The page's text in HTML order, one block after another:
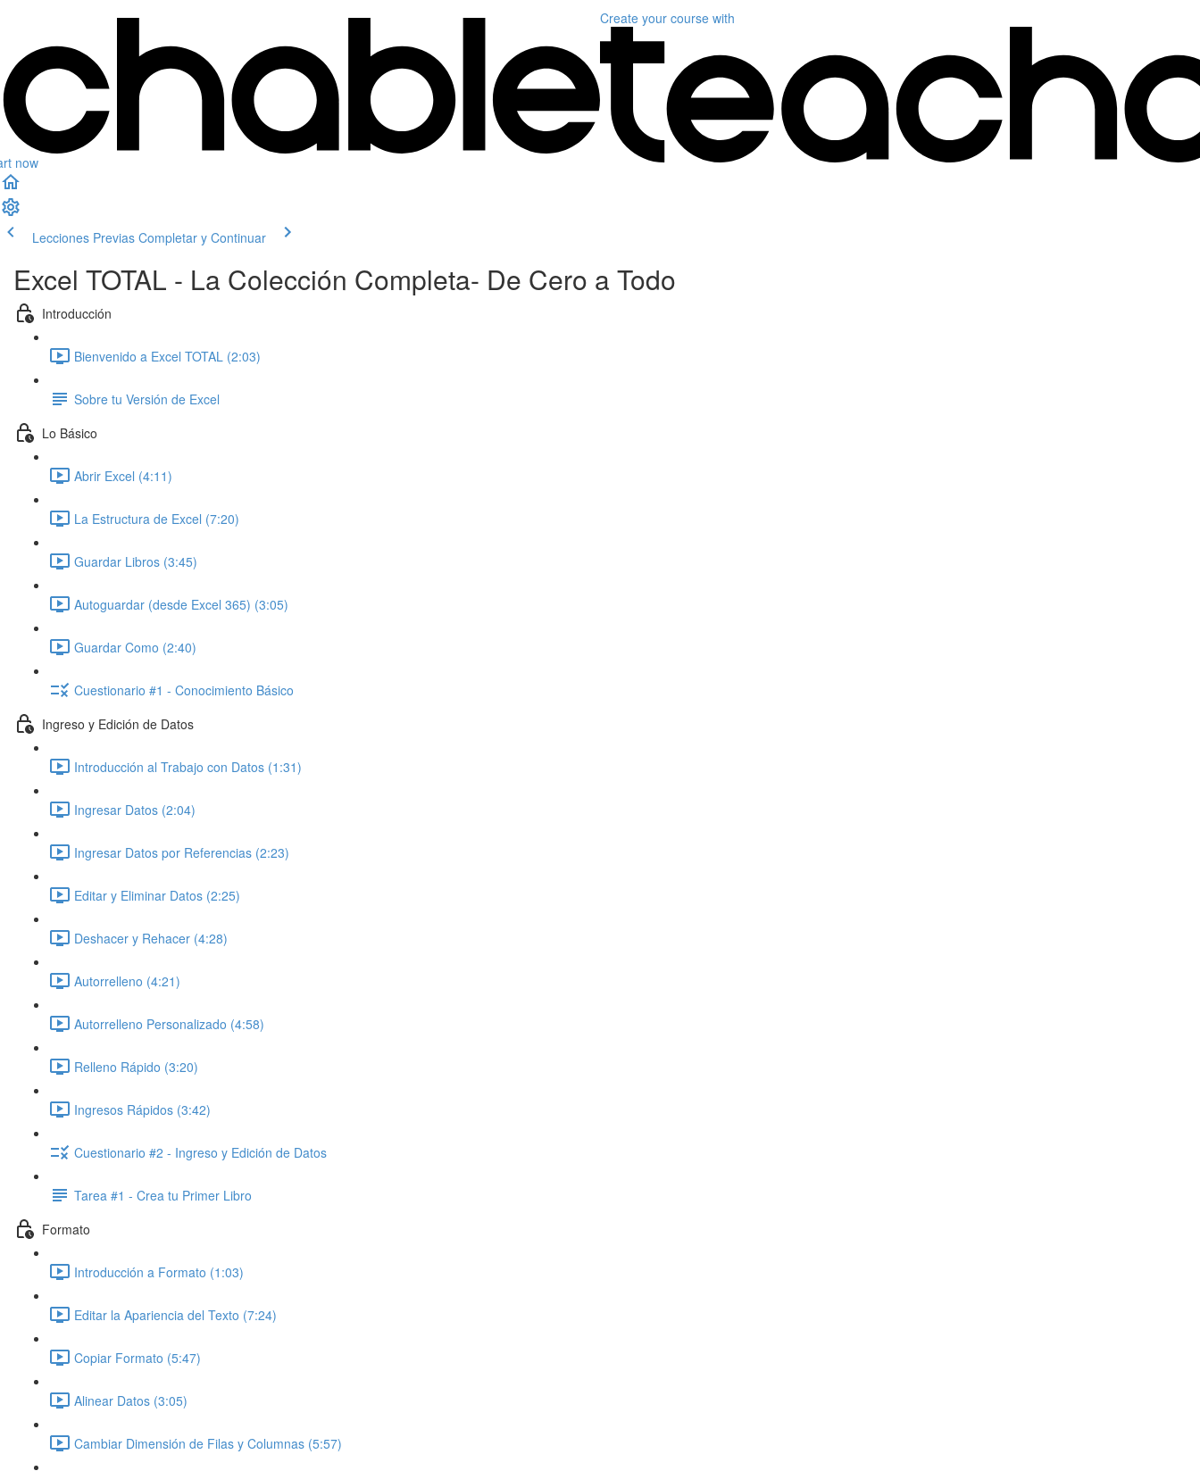
now
Create your course with
Lecciones Previas Completar y Continuar
Excel TOTAL - La Colección Completa- De Cero a Todo
Introducción
Bienvenido a Excel TOTAL (2:03)
Sobre tu Versión de Excel
Lo Básico
Abrir Excel (4:11)
La Estructura de Excel (7:20)
Guardar Libros (3:45)
Autoguardar (desde Excel 365) (3:05)
Guardar Como (2:40)
Cuestionario #1 - Conocimiento Básico
Ingreso y Edición de Datos
Introducción al Trabajo con Datos (1:31)
Ingresar Datos (2:04)
Ingresar Datos por Referencias (2:23)
Editar y Eliminar Datos (2:25)
Deshacer y Rehacer (4:28)
Autorrelleno (4:21)
Autorrelleno Personalizado (4:58)
Relleno Rápido (3:20)
Ingresos Rápidos (3:42)
Cuestionario #2 - Ingreso y Edición de Datos
Tarea #1 - Crea tu Primer Libro
Formato
Introducción a Formato (1:03)
Editar la Apariencia del Texto (7:24)
Copiar Formato (5:47)
Alinear Datos (3:05)
Cambiar Dimensión de Filas y Columnas (5:57)